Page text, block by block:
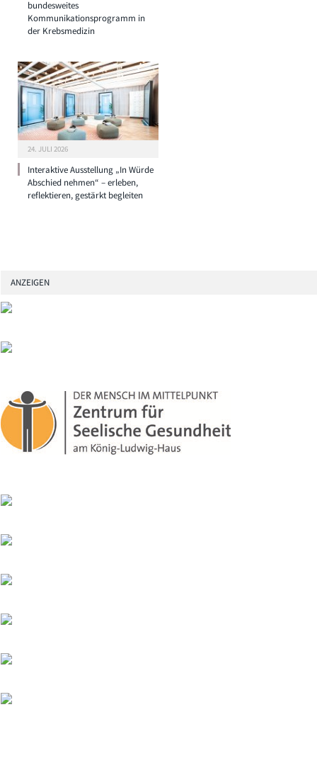
bundesweites
Kommunikationsprogramm in
der Krebsmedizin
24. JULI 2026
Interaktive Ausstellung „In Würde
Abschied nehmen“ – erleben,
reflektieren, gestärkt begleiten
ANZEIGEN